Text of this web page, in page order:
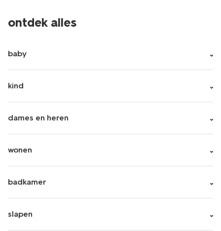
ontdek alles
baby
kind
dames en heren
wonen
badkamer
slapen